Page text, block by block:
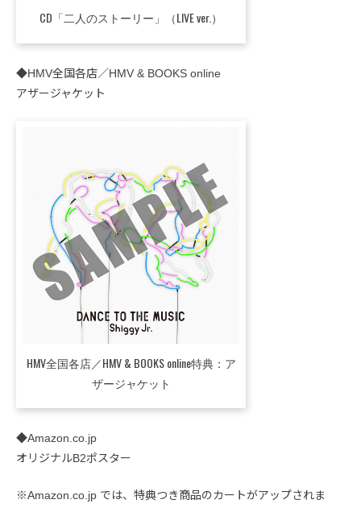
CD「二人のストーリー」（LIVE ver.）
◆HMV全国各店／HMV & BOOKS online
アザージャケット
HMV全国各店／HMV & BOOKS online特典：ア
ザージャケット
◆Amazon.co.jp
オリジナルB2ポスター
※Amazon.co.jp では、特典つき商品のカートがアップされま